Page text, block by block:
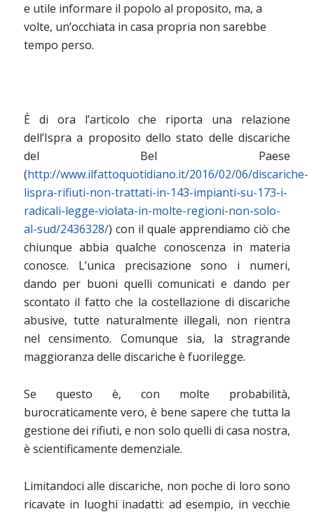
e utile informare il popolo al proposito, ma, a
volte, un’occhiata in casa propria non sarebbe
tempo perso.
È di ora l’articolo che riporta una relazione
dell’Ispra a proposito dello stato delle discariche
del Bel Paese
(http://www.ilfattoquotidiano.it/2016/02/06/discariche-
lispra-rifiuti-non-trattati-in-143-impianti-su-173-i-
radicali-legge-violata-in-molte-regioni-non-solo-
al-sud/2436328/) con il quale apprendiamo ciò che
chiunque abbia qualche conoscenza in materia
conosce. L’unica precisazione sono i numeri,
dando per buoni quelli comunicati e dando per
scontato il fatto che la costellazione di discariche
abusive, tutte naturalmente illegali, non rientra
nel censimento. Comunque sia, la stragrande
maggioranza delle discariche è fuorilegge.
Se questo è, con molte probabilità,
burocraticamente vero, è bene sapere che tutta la
gestione dei rifiuti, e non solo quelli di casa nostra,
è scientificamente demenziale.
Limitandoci alle discariche, non poche di loro sono
ricavate in luoghi inadatti: ad esempio, in vecchie